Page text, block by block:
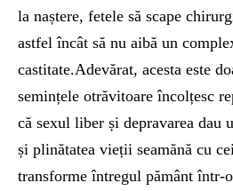
la naștere, fetele să scape
astfel încât să nu aibă un
castitate.Adevărat, acesta este
semințele otrăvitoare încolțesc
că sexul liber și depravarea dau
și plinătatea vieții seamănă cu
transforme întregul pământ într-